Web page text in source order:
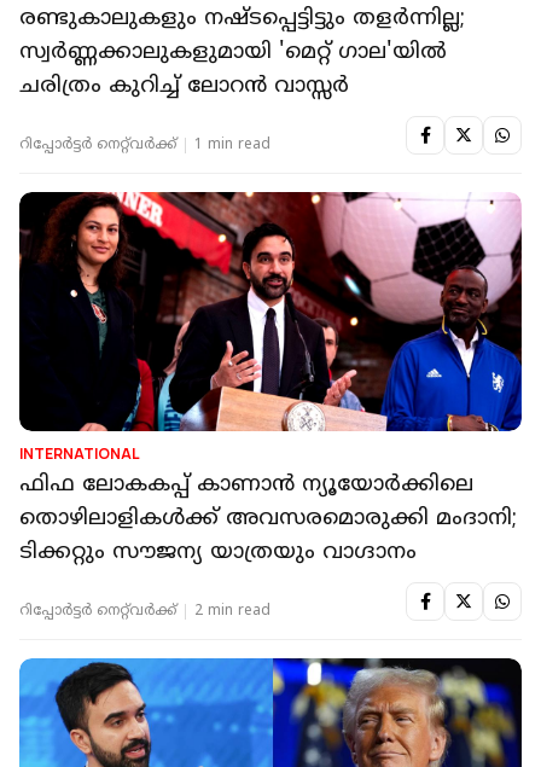
രണ്ടുകാലുകളും നഷ്ടപ്പെട്ടിട്ടും തളർന്നില്ല;
സ്വർണ്ണക്കാലുകളുമായി 'മെറ്റ് ഗാല'യിൽ
ചരിത്രം കുറിച്ച് ലോറൻ വാസ്സർ
റിപ്പോർട്ടർ നെറ്റ്‌വര്‍ക്ക്‌ 1 min read
INTERNATIONAL
ഫിഫ ലോകകപ്പ് കാണാൻ ന്യൂയോർക്കിലെ
തൊഴിലാളികൾക്ക് അവസരമൊരുക്കി മംദാനി;
ടിക്കറ്റും സൗജന്യ യാത്രയും വാ​ഗ്ദാനം
റിപ്പോർട്ടർ നെറ്റ്‌വര്‍ക്ക്‌ 2 min read